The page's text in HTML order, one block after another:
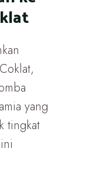
yang
tingkat